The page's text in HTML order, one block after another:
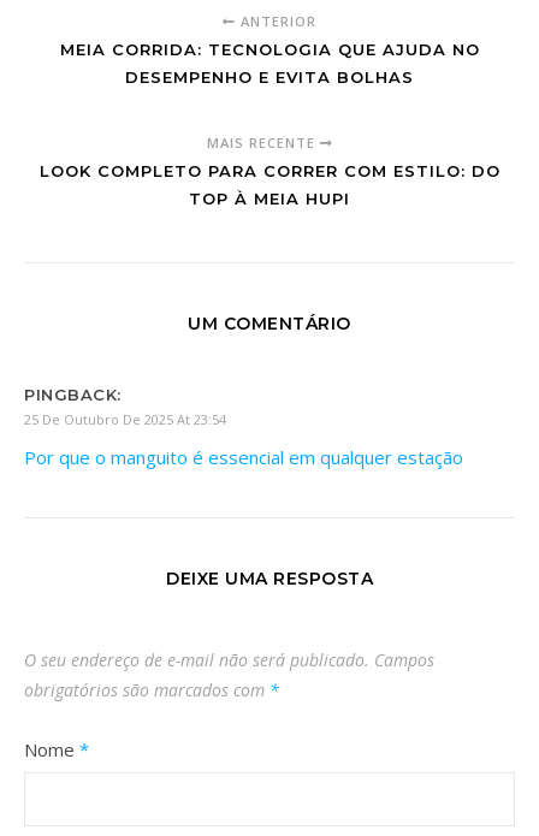
ANTERIOR
MEIA CORRIDA: TECNOLOGIA QUE AJUDA NO
DESEMPENHO E EVITA BOLHAS
MAIS RECENTE
LOOK COMPLETO PARA CORRER COM ESTILO: DO
TOP À MEIA HUPI
UM COMENTÁRIO
PINGBACK:
25 De Outubro De 2025 At 23:54
Por que o manguito é essencial em qualquer estação
DEIXE UMA RESPOSTA
O seu endereço de e-mail não será publicado. Campos
obrigatórios são marcados com *
Nome *